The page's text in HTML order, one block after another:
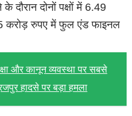
दौरान दोनों पक्षों में 6.49
करोड़ रुपए में फुल एंड फाइनल
और कानून व्यवस्था पर सबसे
हादसे पर बड़ा हमला